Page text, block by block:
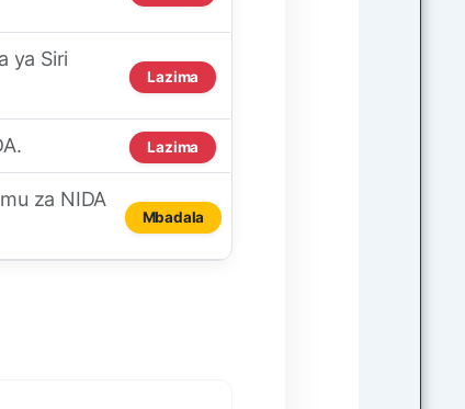
ya Siri
Lazima
Lazima
za NIDA
Mbadala